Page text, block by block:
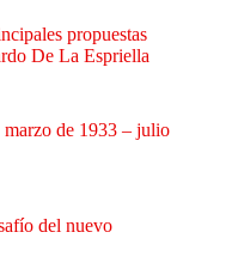
propuestas
De La Espriella
de 1933 – julio
del nuevo